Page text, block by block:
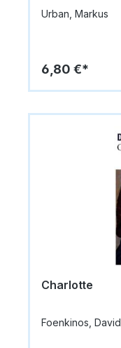
Urban, Markus
6,80 €*
Charlotte
Foenkinos, David